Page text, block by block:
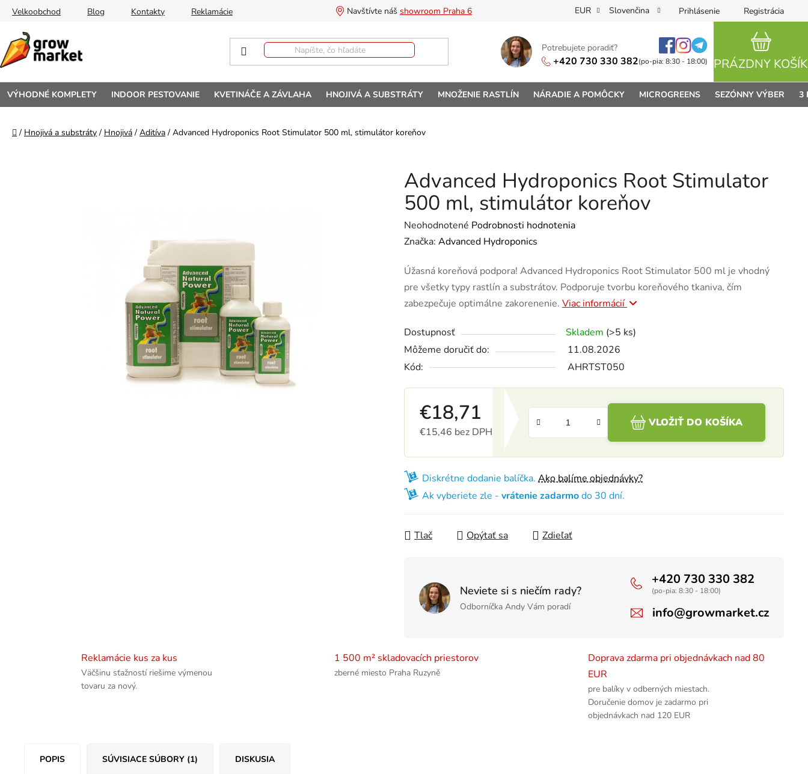
Prejsť na obsah
Velkoobchod Blog Kontakty Reklamácie Navštívte náš showroom Praha 6 EUR Slovenčina Prihlásenie Registrácia
Potrebujete poradiť?
+420 730 330 382(po-pia: 8:30 - 18:00) PRÁZDNY KOŠÍK
VÝHODNÉ KOMPLETY INDOOR PESTOVANIE KVETINÁČE A ZÁVLAHA HNOJIVÁ A SUBSTRÁTY MNOŽENIE RASTLÍN NÁRADIE A POMÔCKY MICROGREENS SEZÓNNY VÝBER 3
Domov
/ Hnojivá a substráty / Hnojivá / Aditíva / Advanced Hydroponics Root Stimulator 500 ml, stimulátor koreňov
Advanced Hydroponics Root Stimulator
500 ml, stimulátor koreňov
Priemerné hodnotenie produktu je 0,0 z 5 hviezdičiek.
Neohodnotené Podrobnosti hodnotenia
Značka: Advanced Hydroponics
Úžasná koreňová podpora! Advanced Hydroponics Root Stimulator 500 ml je vhodný
pre všetky typy rastlín a substrátov. Podporuje tvorbu koreňového tkaniva, čím
zabezpečuje optimálne zakorenenie. Viac informácií
Dostupnosť Skladem (>5 ks)
Môžeme doručiť do:
11.08.2026
Kód:
AHRTST050
€18,71
€15,46 bez DPH
VLOŽIŤ DO KOŠÍKA
Diskrétne dodanie balíčka. Ako balíme objednávky?
Ak vyberiete zle - vrátenie zadarmodo 30 dní.
Tlač Opýtať sa Zdieľať
Neviete si s niečím rady?
Odborníčka Andy Vám poradí
+420 730 330 382
(po-pia: 8:30 - 18:00)
info@growmarket.cz
Reklamácie kus za kus
Väčšinu sťažností riešime výmenou
tovaru za nový.
1 500 m² skladovacích priestorov
zberné miesto Praha Ruzyně
Doprava zdarma pri objednávkach nad 80
EUR
pre balíky v odberných miestach.
Doručenie domov je zadarmo pri
objednávkach nad 120 EUR
POPIS SÚVISIACE SÚBORY (1) DISKUSIA